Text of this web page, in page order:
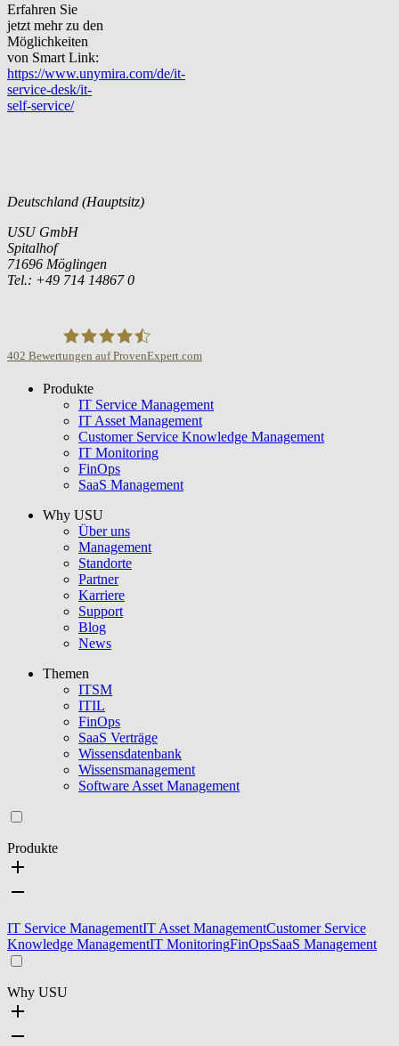
Erfahren Sie
jetzt mehr zu den
Möglichkeiten
von Smart Link:
https://www.unymira.com/de/it-
service-desk/it-
self-service/
Deutschland (Hauptsitz)
USU GmbH
Spitalhof
71696 Möglingen
Tel.: +49 714 14867 0
USU GmbH
402 Bewertungen auf ProvenExpert.com
Produkte
IT Service Management
IT Asset Management
Customer Service Knowledge Management
IT Monitoring
FinOps
SaaS Management
Why USU
Über uns
Management
Standorte
Partner
Karriere
Support
Blog
News
Themen
ITSM
ITIL
FinOps
SaaS Verträge
Wissensdatenbank
Wissensmanagement
Software Asset Management
Produkte
IT Service ManagementIT Asset ManagementCustomer Service
Knowledge ManagementIT MonitoringFinOpsSaaS Management
Why USU